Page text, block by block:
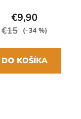
€9,90
€15 (–34 %)
DO KOŠÍKA